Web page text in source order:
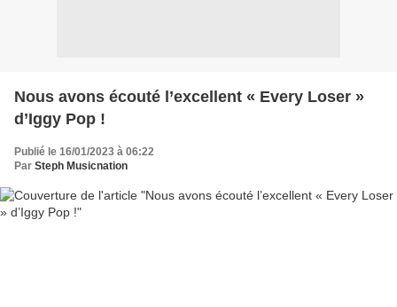
Nous avons écouté l’excellent « Every Loser »
d’Iggy Pop !
Publié le 16/01/2023 à 06:22
Par Steph Musicnation